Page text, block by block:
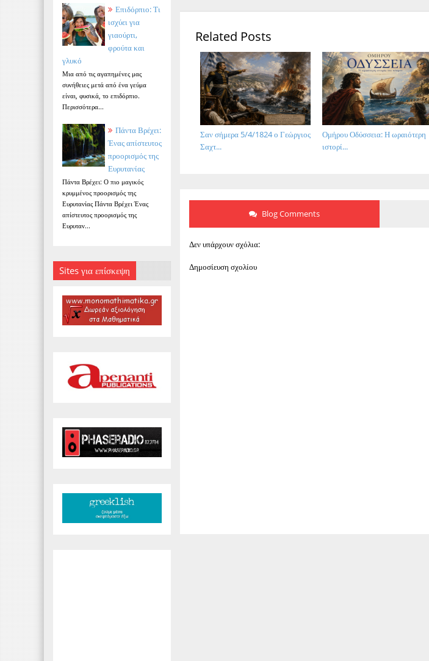
Επιδόρπιο: Τι
ισχύει για
γιαούρτι,
φρούτα και
γλυκό
Μια από τις αγαπημένες μας
συνήθειες μετά από ένα γεύμα
είναι, φυσικά, το επιδόρπιο.
Περισσότερα...
Πάντα Βρέχει:
Ένας απίστευτος
προορισμός της
Ευρυτανίας
Πάντα Βρέχει: Ο πιο μαγικός
κρυμμένος προορισμός της
Ευρυτανίας Πάντα Βρέχει Ένας
απίστευτος προορισμός της
Ευρυταν...
Sites για επίσκεψη
Related Posts
Ομήρου Οδύσσεια: Η ωραιότερη
ιστορί...
Σαν σήμερα 5/4/1824 ο Γεώργιος
Σαχτ...
Blog Comments
Δεν υπάρχουν σχόλια:
Δημοσίευση σχολίου